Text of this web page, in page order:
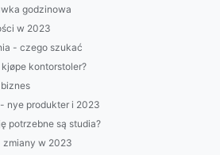
godzinowa
w 2023
- czego szukać
kontorstoler?
nye produkter i 2023
potrzebne są studia?
w 2023